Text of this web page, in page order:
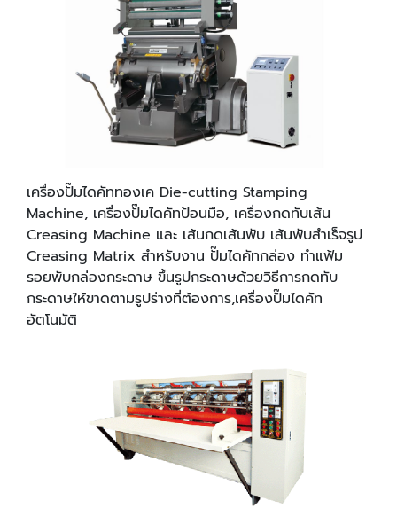
เครื่องปั๊มไดคัททองเค Die-cutting Stamping
Machine, เครื่องปั๊มไดคัทป้อนมือ, เครื่องกดทับเส้น
Creasing Machine และ เส้นกดเส้นพับ เส้นพับสำเร็จรูป
Creasing Matrix สำหรับงาน ปั๊มไดคัทกล่อง ทำแฟ้ม
รอยพับกล่องกระดาษ ขึ้นรูปกระดาษด้วยวิธีการกดทับ
กระดาษให้ขาดตามรูปร่างที่ต้องการ,เครื่องปั๊มไดคัท
อัตโนมัติ